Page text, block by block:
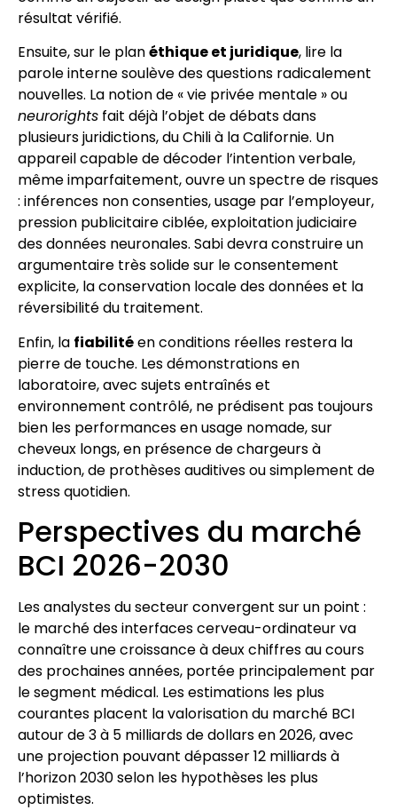
résultat vérifié.
Ensuite, sur le planéthique et juridique, lire la
parole interne soulève des questions radicalement
nouvelles. La notion de « vie privée mentale » ou
neurorights fait déjà l’objet de débats dans
plusieurs juridictions, du Chili à la Californie. Un
appareil capable de décoder l’intention verbale,
même imparfaitement, ouvre un spectre de risques
: inférences non consenties, usage par l’employeur,
pression publicitaire ciblée, exploitation judiciaire
des données neuronales. Sabi devra construire un
argumentaire très solide sur le consentement
explicite, la conservation locale des données et la
réversibilité du traitement.
Enfin, la fiabilitéen conditions réelles restera la
pierre de touche. Les démonstrations en
laboratoire, avec sujets entraînés et
environnement contrôlé, ne prédisent pas toujours
bien les performances en usage nomade, sur
cheveux longs, en présence de chargeurs à
induction, de prothèses auditives ou simplement de
stress quotidien.
Perspectives du marché
BCI 2026-2030
Les analystes du secteur convergent sur un point :
le marché des interfaces cerveau-ordinateur va
connaître une croissance à deux chiffres au cours
des prochaines années, portée principalement par
le segment médical. Les estimations les plus
courantes placent la valorisation du marché BCI
autour de 3 à 5 milliards de dollars en 2026, avec
une projection pouvant dépasser 12 milliards à
l’horizon 2030 selon les hypothèses les plus
optimistes.